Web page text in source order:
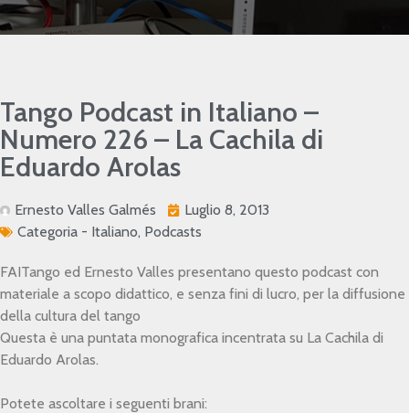
Tango Podcast in Italiano –
Numero 226 – La Cachila di
Eduardo Arolas
Ernesto Valles Galmés
Luglio 8, 2013
Categoria - Italiano, Podcasts
FAITango ed Ernesto Valles presentano questo podcast con
materiale a scopo didattico, e senza fini di lucro, per la diffusione
della cultura del tango
Questa è una puntata monografica incentrata su La Cachila di
Eduardo Arolas.
Potete ascoltare i seguenti brani: